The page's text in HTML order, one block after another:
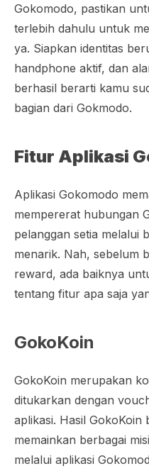
Gokomodo, pastikan
terlebih dahulu untuk
ya. Siapkan identitas
handphone aktif, dan
berhasil berarti kamu
bagian dari Gokmodo.
Fitur Aplikasi
Aplikasi Gokomodo
mempererat hubungan
pelanggan setia melalui
menarik. Nah, sebelum
reward, ada baiknya
tentang fitur apa saja
GokoKoin
GokoKoin merupakan
ditukarkan dengan
aplikasi. Hasil GokoKoin
memainkan berbagai
melalui aplikasi